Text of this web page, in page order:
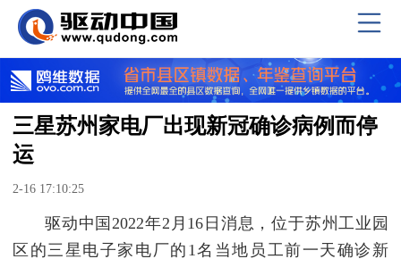
三星苏州家电厂出现新冠确诊病例而停
运
2-16 17:10:25
驱动中国2022年2月16日消息，位于苏州工业园
区的三星电子家电厂的1名当地员工前一天确诊新